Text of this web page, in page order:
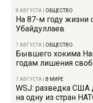
8 АВГУСТА ОБЩЕСТВО
На 87-м году жизни
Убайдуллаев
7 АВГУСТА ОБЩЕСТВО
Бывшего хокима
годам лишения
7 АВГУСТА В МИРЕ
WSJ: разведка США
на одну из стран